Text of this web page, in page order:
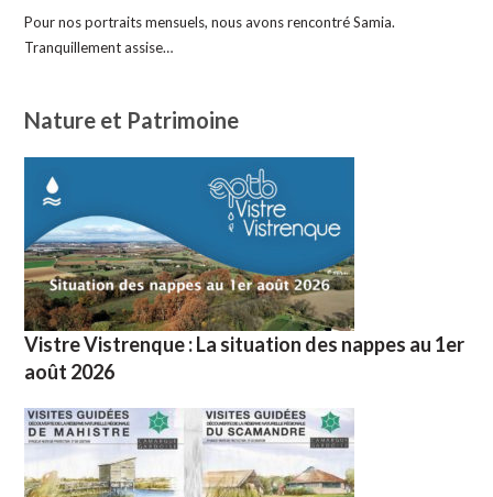
Pour nos portraits mensuels, nous avons rencontré Samia.
Tranquillement assise…
Nature et Patrimoine
Vistre Vistrenque : La situation des nappes au 1er
août 2026